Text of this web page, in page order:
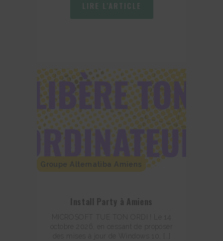
LIRE L'ARTICLE
Groupe Alternatiba Amiens
Install Party à Amiens
MICROSOFT TUE TON ORDI ! Le 14
des mises à jour de Windows 10, […]